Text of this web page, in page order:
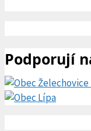
Podporují